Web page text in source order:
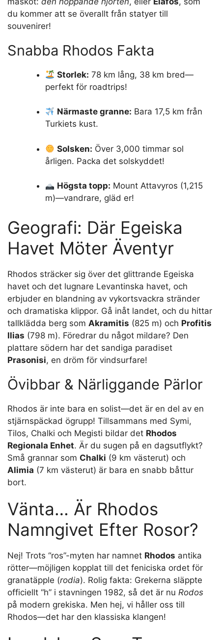
du kommer att se överallt från statyer till
souvenirer!
Snabba Rhodos Fakta
Storlek: 78 km lång, 38 km bred—
perfekt för roadtrips!
Närmaste granne: Bara 17,5 km från
Turkiets kust.
Solsken: Över 3,000 timmar sol
årligen. Packa det solskyddet!
Högsta topp: Mount Attavyros (1,215
m)—vandrare, gläd er!
Geografi: Där Egeiska
Havet Möter Äventyr
Rhodos sträcker sig över det glittrande Egeiska
havet och det lugnare Levantinska havet, och
erbjuder en blandning av vykortsvackra stränder
och dramatiska klippor. Gå inåt landet, och du hittar
tallklädda berg som Akramitis (825 m) och Profitis
Ilias (798 m). Föredrar du något mildare? Den
plattare södern har det sandiga paradiset
Prasonisi, en dröm för vindsurfare!
Övibbar & Närliggande Pärlor
Rhodos är inte bara en solist—det är en del av en
stjärnspäckad ögrupp! Tillsammans med Symi,
Tilos, Chalki och Megisti bildar det Rhodos
Regionala Enhet. Är du sugen på en dagsutflykt?
Små grannar som Chalki (9 km västerut) och
Alimia (7 km västerut) är bara en snabb båttur
bort.
Vänta… Är Rhodos
Namngivet Efter Rosor?
Nej! Trots “ros”-myten har namnet Rhodos antika
rötter—möjligen kopplat till det feniciska ordet för
granatäpple (rodia). Rolig fakta: Grekerna släppte
officiellt “h” i stavningen 1982, så det är nu Rodos
på modern grekiska. Men hej, vi håller oss till
Rhodos—det har den klassiska klangen!